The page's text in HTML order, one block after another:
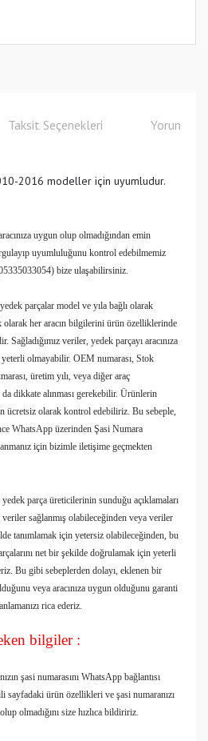
Taksit Seçenekleri Yorumlar
2016 modeller için uyumludur.
uygun olup olmadığından emin
uyumluluğunu kontrol edebilmemiz
bize ulaşabilirsiniz.
parçalar model ve yıla bağlı olarak
her aracın bilgilerini ürün özelliklerinde
veriler, yedek parçayı aracınıza
yeterli olmayabilir. OEM numarası, Stok
üretim yılı, veya diğer araç
da dikkate alınması gerekebilir. Ürünlerin
ücretsiz olarak kontrol edebiliriz. Bu sebeple,
WhatsApp üzerinden Şasi Numara
için bizimle iletişime geçmekten
parça üreticilerinin sunduğu açıklamaları
sağlanmış olabileceğinden veya veriler
tanımlamak için yetersiz olabileceğinden, bu
net bir şekilde doğrulamak için yeterli
Bu gibi sebeplerden dolayı, eklenen bir
veya aracınıza uygun olduğunu garanti
rica ederiz.
bilgiler :
şasi numarasını WhatsApp bağlantısı
sayfadaki ürün özellikleri ve şasi numaranızı
olmadığını size hızlıca bildiririz.